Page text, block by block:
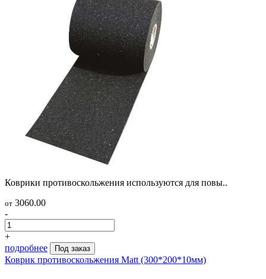
Коврики противоскольжения используются для повы..
от 3060.00
-
+
подробнее
Под заказ
Коврик противоскольжения Matt (300*200*10мм)